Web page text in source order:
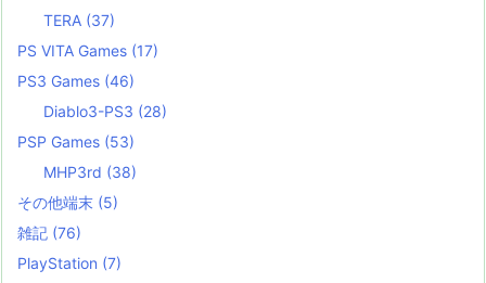
TERA (37)
PS VITA Games (17)
PS3 Games (46)
Diablo3-PS3 (28)
PSP Games (53)
MHP3rd (38)
その他端末 (5)
雑記 (76)
PlayStation (7)